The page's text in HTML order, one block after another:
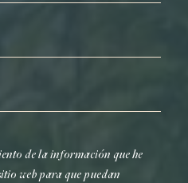
de la información que he
web para que puedan